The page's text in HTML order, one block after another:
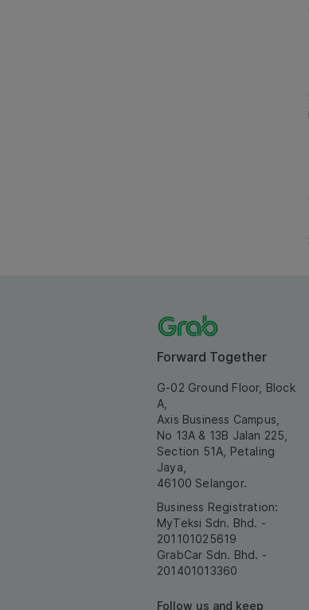
Forward Together
G-02 Ground Floor, Block
A,
Axis Business Campus,
No 13A & 13B Jalan 225,
Section 51A, Petaling
Jaya,
46100 Selangor.
Business Registration:
MyTeksi Sdn. Bhd. -
201101025619
GrabCar Sdn. Bhd. -
201401013360
Follow us and keep